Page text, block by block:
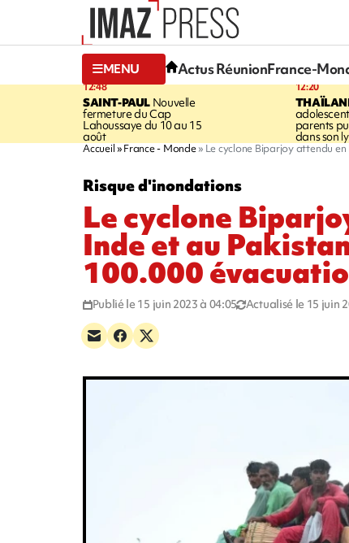
MENU Actus RéunionFrance-
12:48
SAINT-PAUL Nouvelle
fermeture du Cap
Lahoussaye du 10 au 15
août
12:20
parents
dans son
Accueil France - Monde Le cyclone Biparjoy attendu
Risque d'inondations
Le cyclone
Inde et au
100.000
Publié le 15 juin 2023 à 04:05 Actualisé le 15 juin